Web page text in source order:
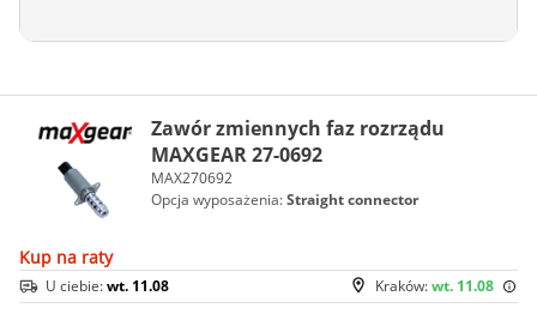
Zawór zmiennych faz rozrządu
MAXGEAR 27-0692
MAX270692
Opcja wyposażenia:Straight connector
Kup na raty
Kraków:wt. 11.08
U ciebie:wt. 11.08